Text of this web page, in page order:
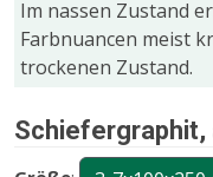
Im nassen Zustand
Farbnuancen meist
trockenen Zustand.
Name:
fe_typo_user
Zweck:
Anwenders
bessere